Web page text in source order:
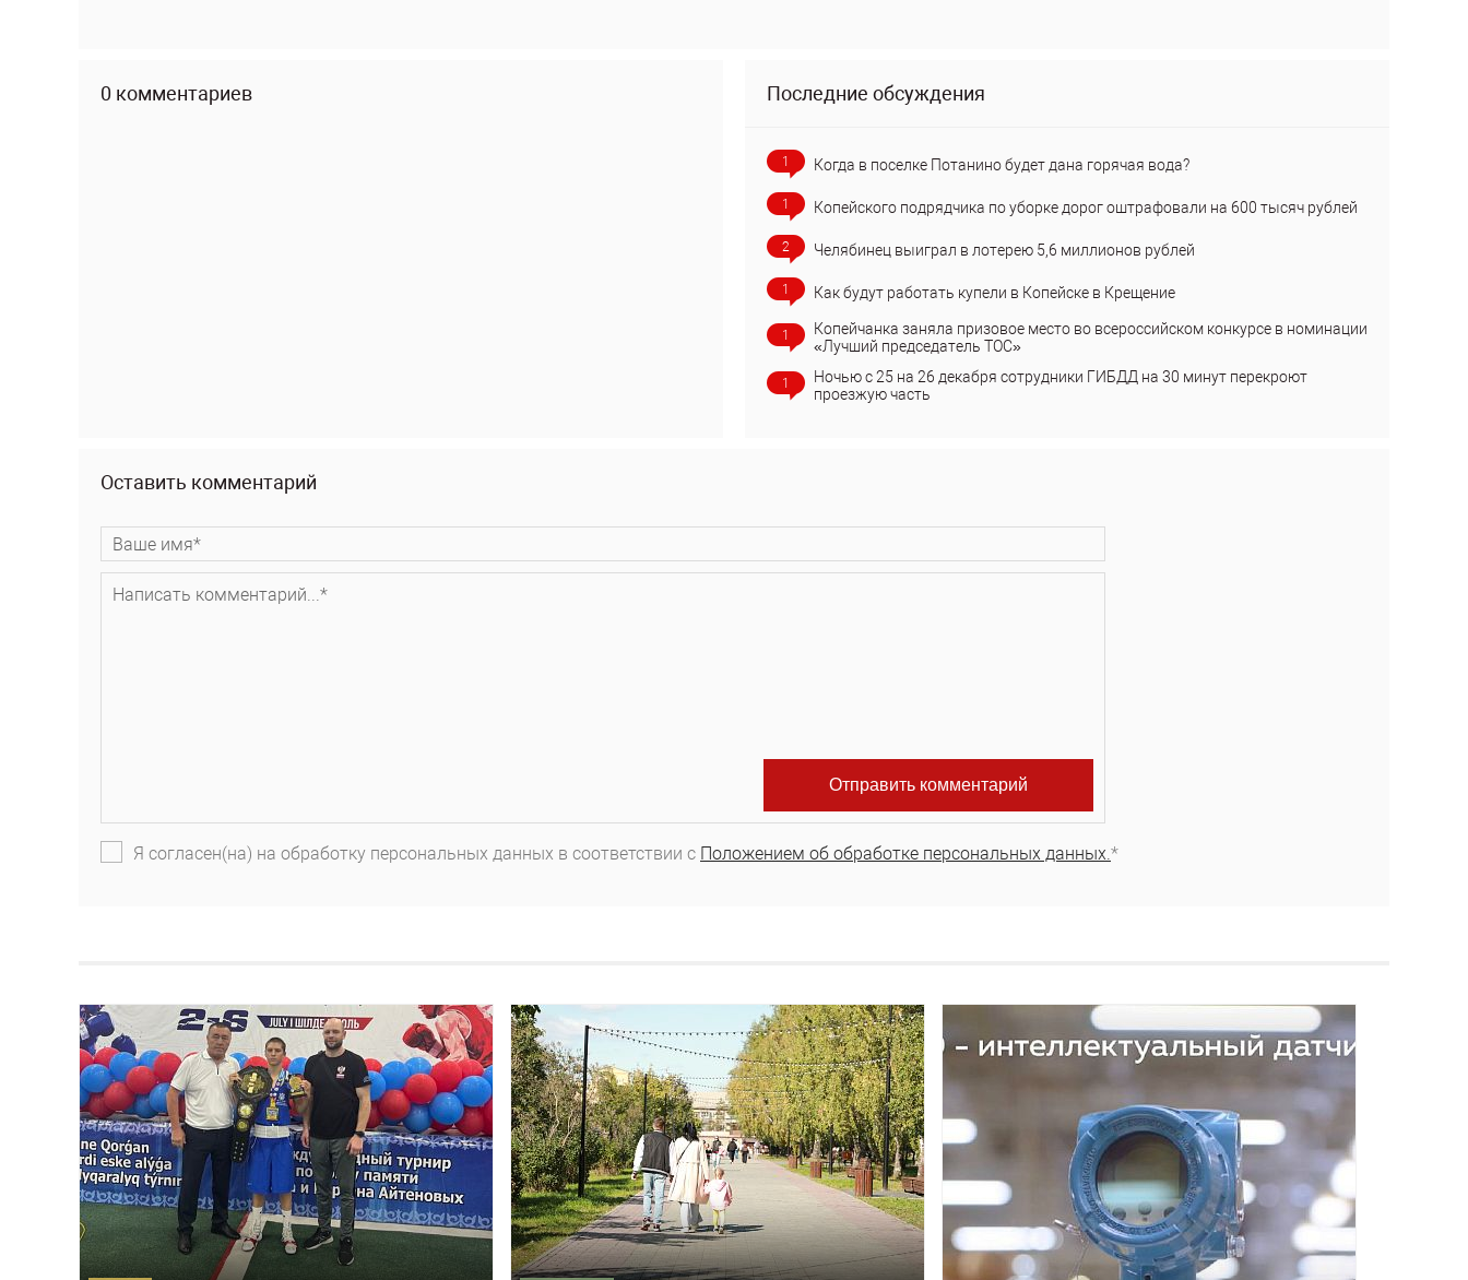
0 комментариев Последние обсуждения
1 Когда в поселке Потанино будет дана горячая вода?
1 Копейского подрядчика по уборке дорог оштрафовали на 600 тысяч рублей
2 Челябинец выиграл в лотерею 5,6 миллионов рублей
1 Как будут работать купели в Копейске в Крещение
1
Копейчанка заняла призовое место во всероссийском конкурсе в номинации
«Лучший председатель ТОС»
1
Ночью с 25 на 26 декабря сотрудники ГИБДД на 30 минут перекроют
проезжую часть
Оставить комментарий
Я согласен(на) на обработку персональных данных в соответствии с Положением об обработке персональных данных.*